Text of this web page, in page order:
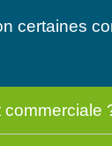
certaines